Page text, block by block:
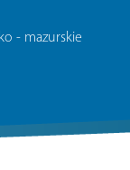
- mazurskie